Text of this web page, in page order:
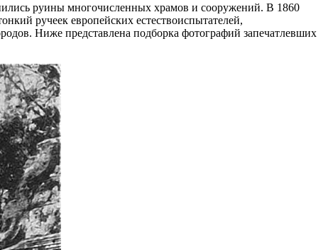
руины многочисленных храмов и сооружений. В 1860
ручеек европейских естествоиспытателей,
Ниже представлена подборка фотографий запечатлевших